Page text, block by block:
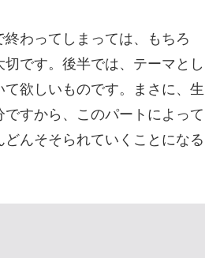
わってしまっては、もちろ
です。後半では、テーマとし
欲しいものです。まさに、生
すから、このパートによって
んそそられていくことになる